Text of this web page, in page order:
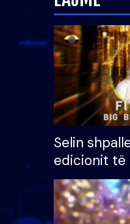
Selin
edicionit të
Brother
çmimin e
mijë eurosh